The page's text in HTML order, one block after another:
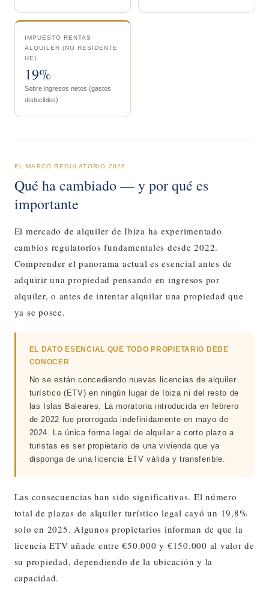
IMPUESTO RENTAS
ALQUILER (NO RESIDENTE
UE)
19%
Sobre ingresos netos (gastos
deducibles)
EL MARCO REGULATORIO 2026
Qué ha cambiado — y por qué es
importante
El mercado de alquiler de Ibiza ha experimentado
cambios regulatorios fundamentales desde 2022.
Comprender el panorama actual es esencial antes de
adquirir una propiedad pensando en ingresos por
alquiler, o antes de intentar alquilar una propiedad que
ya se posee.
EL DATO ESENCIAL QUE TODO PROPIETARIO DEBE
CONOCER
No se están concediendo nuevas licencias de alquiler
turístico (ETV) en ningún lugar de Ibiza ni del resto de
las Islas Baleares. La moratoria introducida en febrero
de 2022 fue prorrogada indefinidamente en mayo de
2024. La única forma legal de alquilar a corto plazo a
turistas es ser propietario de una vivienda que ya
disponga de una licencia ETV válida y transferible.
Las consecuencias han sido significativas. El número
total de plazas de alquiler turístico legal cayó un 19,8%
solo en 2025. Algunos propietarios informan de que la
licencia ETV añade entre €50.000 y €150.000 al valor de
su propiedad, dependiendo de la ubicación y la
capacidad.